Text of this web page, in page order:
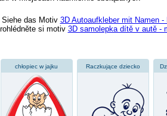
das Motiv 3D Autoaufkleber mit Namen -
si motiv 3D samolepka dítě v autě -
chłopiec w jajku Raczkujące dziecko